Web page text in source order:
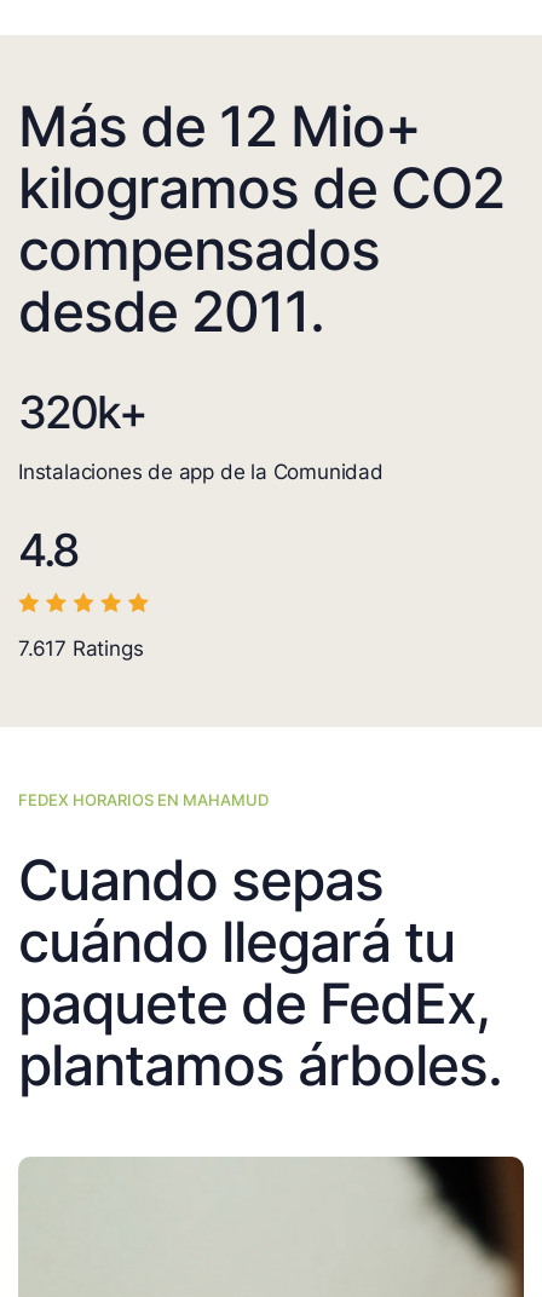
Más de 12 Mio+
kilogramos de CO2
compensados
desde 2011.
320k+
Instalaciones de app de la Comunidad
4.8
7.617 Ratings
FEDEX HORARIOS EN MAHAMUD
Cuando sepas
cuándo llegará tu
paquete de FedEx,
plantamos árboles.